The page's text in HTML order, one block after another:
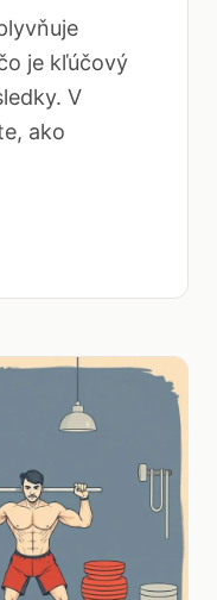
je kľúčový
V
ako